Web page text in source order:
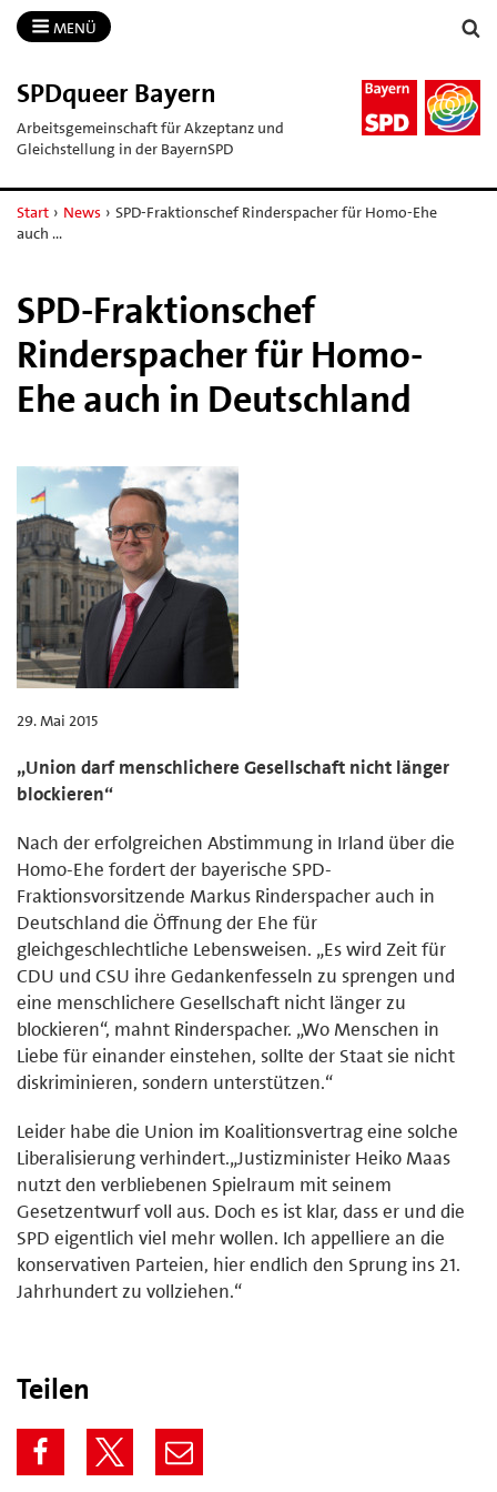
MENÜ
SPDqueer Bayern
Arbeitsgemeinschaft für Akzeptanz und
Gleichstellung in der BayernSPD
Start › News › SPD-Fraktionschef Rinderspacher für Homo-Ehe
auch …
SPD-Fraktionschef
Rinderspacher für Homo-
Ehe auch in Deutschland
29. Mai 2015
„Union darf menschlichere Gesellschaft nicht länger
blockieren“
Nach der erfolgreichen Abstimmung in Irland über die
Homo-Ehe fordert der bayerische SPD-
Fraktionsvorsitzende Markus Rinderspacher auch in
Deutschland die Öffnung der Ehe für
gleichgeschlechtliche Lebensweisen. „Es wird Zeit für
CDU und CSU ihre Gedankenfesseln zu sprengen und
eine menschlichere Gesellschaft nicht länger zu
blockieren“, mahnt Rinderspacher. „Wo Menschen in
Liebe für einander einstehen, sollte der Staat sie nicht
diskriminieren, sondern unterstützen.“
Leider habe die Union im Koalitionsvertrag eine solche
Liberalisierung verhindert.„Justizminister Heiko Maas
nutzt den verbliebenen Spielraum mit seinem
Gesetzentwurf voll aus. Doch es ist klar, dass er und die
SPD eigentlich viel mehr wollen. Ich appelliere an die
konservativen Parteien, hier endlich den Sprung ins 21.
Jahrhundert zu vollziehen.“
Teilen